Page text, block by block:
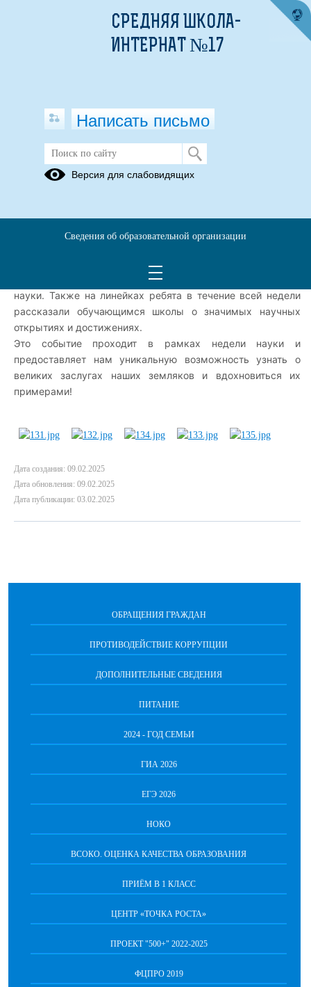
Выставка учёных Урала и женщин
науки от Точки роста
Выставка учёных Урала и женщин науки!
Ученики 5 а класса от Точки роста организовали выставку,
посвящённую выдающимся учёным Урала и женщинам
науки. Также на линейках ребята в течение всей недели
рассказали обучающимся школы о значимых научных
открытиях и достижениях.
Это событие проходит в рамках недели науки и
предоставляет нам уникальную возможность узнать о
великих заслугах наших земляков и вдохновиться их
примерами!
Дата создания: 09.02.2025
Дата обновления: 09.02.2025
Дата публикации: 03.02.2025
ОБРАЩЕНИЯ ГРАЖДАН
ПРОТИВОДЕЙСТВИЕ КОРРУПЦИИ
ДОПОЛНИТЕЛЬНЫЕ СВЕДЕНИЯ
ПИТАНИЕ
2024 - ГОД СЕМЬИ
ГИА 2026
ЕГЭ 2026
НОКО
ВСОКО. ОЦЕНКА КАЧЕСТВА ОБРАЗОВАНИЯ
ПРИЁМ В 1 КЛАСС
ЦЕНТР «ТОЧКА РОСТА»
ПРОЕКТ "500+" 2022-2025
ФЦПРО 2019
СРЕДНЯЯ ШКОЛА-
ИНТЕРНАТ №17
Написать письмо
Версия для слабовидящих
Сведения об образовательной организации